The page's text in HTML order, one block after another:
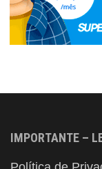
IMPORTANTE –